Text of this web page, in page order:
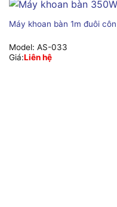
Máy khoan bàn 1m đuôi
Model: AS-033
Giá:Liên hệ